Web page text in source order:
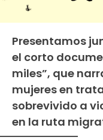
Presentamos
el corto
miles”, que
mujeres en
sobrevivido a
en la ruta